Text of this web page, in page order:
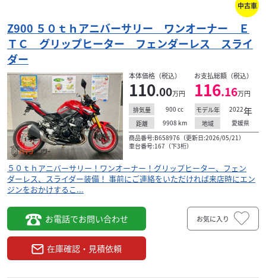
中古車
Z900 ５０ｔｈアニバーサリー ワンオーナー Ｅ
ＴＣ グリップヒーター フェンダーレス スライ
ダー
本体価格（税込）
110.00万円
お支払総額（税込）
116.16万円
排気量 900 cc モデル年 2022年
距離 9908 km 地域
愛媛県
商品番号:B658976（更新日:2026/05/21）
車台番号:167（下3桁）
５０ｔｈアニバーサリー！ワンオーナー！グリップヒーター、フェン
ダーレス、スライダー装備！ 事前にご連絡をいただければ来店時にエン
ジンをおかけするこ...
お電話でお問い合わせ
在庫確認・見積依頼
お気に入り